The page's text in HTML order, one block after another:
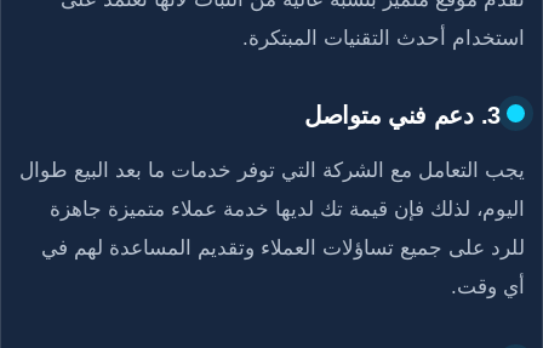
استخدام أحدث التقنيات المبتكرة.
3. دعم فني متواصل
يجب التعامل مع الشركة التي توفر خدمات ما بعد البيع طوال
اليوم، لذلك فإن قيمة تك لديها خدمة عملاء متميزة جاهزة
للرد على جميع تساؤلات العملاء وتقديم المساعدة لهم في
أي وقت.